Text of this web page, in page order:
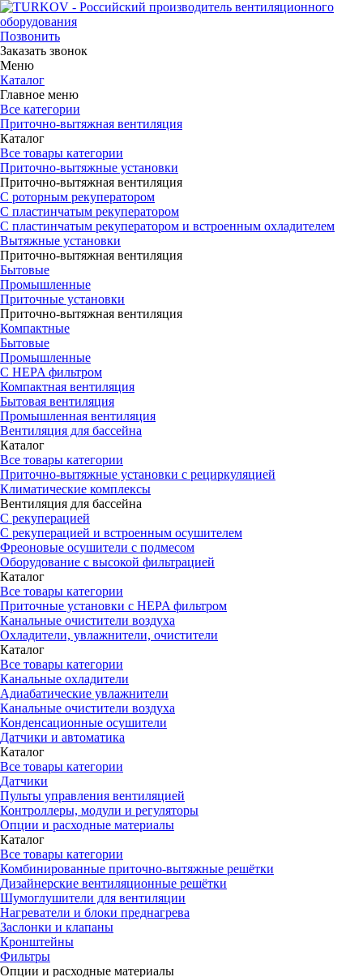
Позвонить
Заказать звонок
Меню
Каталог
Главное меню
Все категории
Приточно-вытяжная вентиляция
Каталог
Все товары категории
Приточно-вытяжные установки
Приточно-вытяжная вентиляция
С роторным рекуператором
С пластинчатым рекуператором
С пластинчатым рекуператором и встроенным охладителем
Вытяжные установки
Приточно-вытяжная вентиляция
Бытовые
Промышленные
Приточные установки
Приточно-вытяжная вентиляция
Компактные
Бытовые
Промышленные
С HEPA фильтром
Компактная вентиляция
Бытовая вентиляция
Промышленная вентиляция
Вентиляция для бассейна
Каталог
Все товары категории
Приточно-вытяжные установки с рециркуляцией
Климатические комплексы
Вентиляция для бассейна
С рекуперацией
С рекуперацией и встроенным осушителем
Фреоновые осушители с подмесом
Оборудование с высокой фильтрацией
Каталог
Все товары категории
Приточные установки c HEPA фильтром
Канальные очистители воздуха
Охладители, увлажнители, очистители
Каталог
Все товары категории
Канальные охладители
Адиабатические увлажнители
Канальные очистители воздуха
Конденсационные осушители
Датчики и автоматика
Каталог
Все товары категории
Датчики
Пульты управления вентиляцией
Контроллеры, модули и регуляторы
Опции и расходные материалы
Каталог
Все товары категории
Комбинированные приточно-вытяжные решётки
Дизайнерские вентиляционные решётки
Шумоглушители для вентиляции
Нагреватели и блоки преднагрева
Заслонки и клапаны
Кронштейны
Фильтры
Опции и расходные материалы